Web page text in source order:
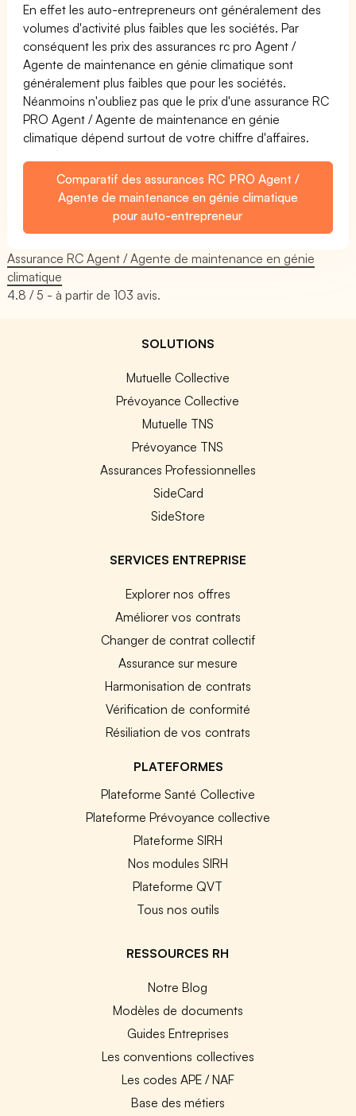
En effet les auto-entrepreneurs ont généralement des
volumes d'activité plus faibles que les sociétés. Par
conséquent les prix des assurances rc pro Agent /
Agente de maintenance en génie climatique sont
généralement plus faibles que pour les sociétés.
Néanmoins n'oubliez pas que le prix d'une assurance RC
PRO Agent / Agente de maintenance en génie
climatique dépend surtout de votre chiffre d'affaires.
Comparatif des assurances RC PRO Agent /
Agente de maintenance en génie climatique
pour auto-entrepreneur
Assurance RC Agent / Agente de maintenance en génie
climatique
4.8 / 5 - à partir de103 avis.
SOLUTIONS
Mutuelle Collective
Prévoyance Collective
Mutuelle TNS
Prévoyance TNS
Assurances Professionnelles
SideCard
SideStore
SERVICES ENTREPRISE
Explorer nos offres
Améliorer vos contrats
Changer de contrat collectif
Assurance sur mesure
Harmonisation de contrats
Vérification de conformité
Résiliation de vos contrats
PLATEFORMES
Plateforme Santé Collective
Plateforme Prévoyance collective
Plateforme SIRH
Nos modules SIRH
Plateforme QVT
Tous nos outils
RESSOURCES RH
Notre Blog
Modèles de documents
Guides Entreprises
Les conventions collectives
Les codes APE / NAF
Base des métiers